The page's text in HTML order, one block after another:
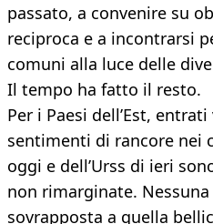
passato, a convenire su
reciproca e a incontrarsi
comuni alla luce delle
Il tempo ha fatto il resto.
Per i Paesi dell’Est,
sentimenti di rancore nei
oggi e dell’Urss di ieri
non rimarginate.
sovrapposta a quella